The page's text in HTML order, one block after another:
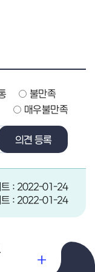
불만족
매우불만족
의견 등록
트 : 2022-01-24
트 : 2022-01-24